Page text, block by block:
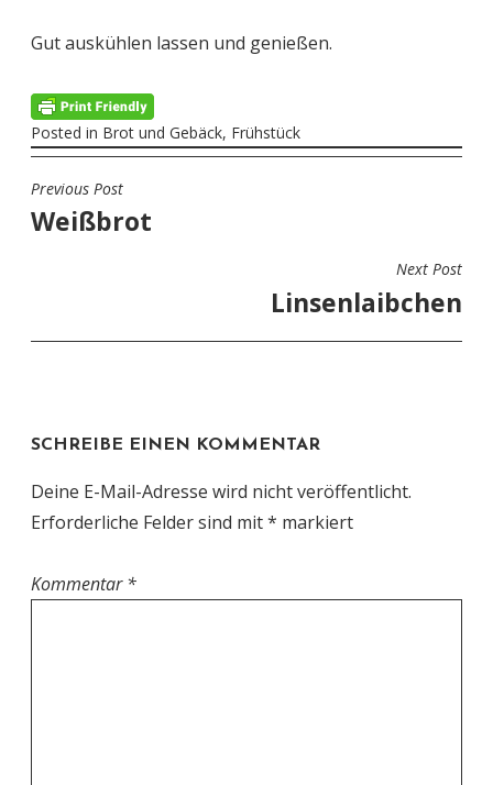
Gut auskühlen lassen und genießen.
Posted in Brot und Gebäck, Frühstück
BEITRAGSNAVIGATION
Previous Post
Weißbrot
Next Post
Linsenlaibchen
SCHREIBE EINEN KOMMENTAR
Deine E-Mail-Adresse wird nicht veröffentlicht.
Erforderliche Felder sind mit* markiert
Kommentar*